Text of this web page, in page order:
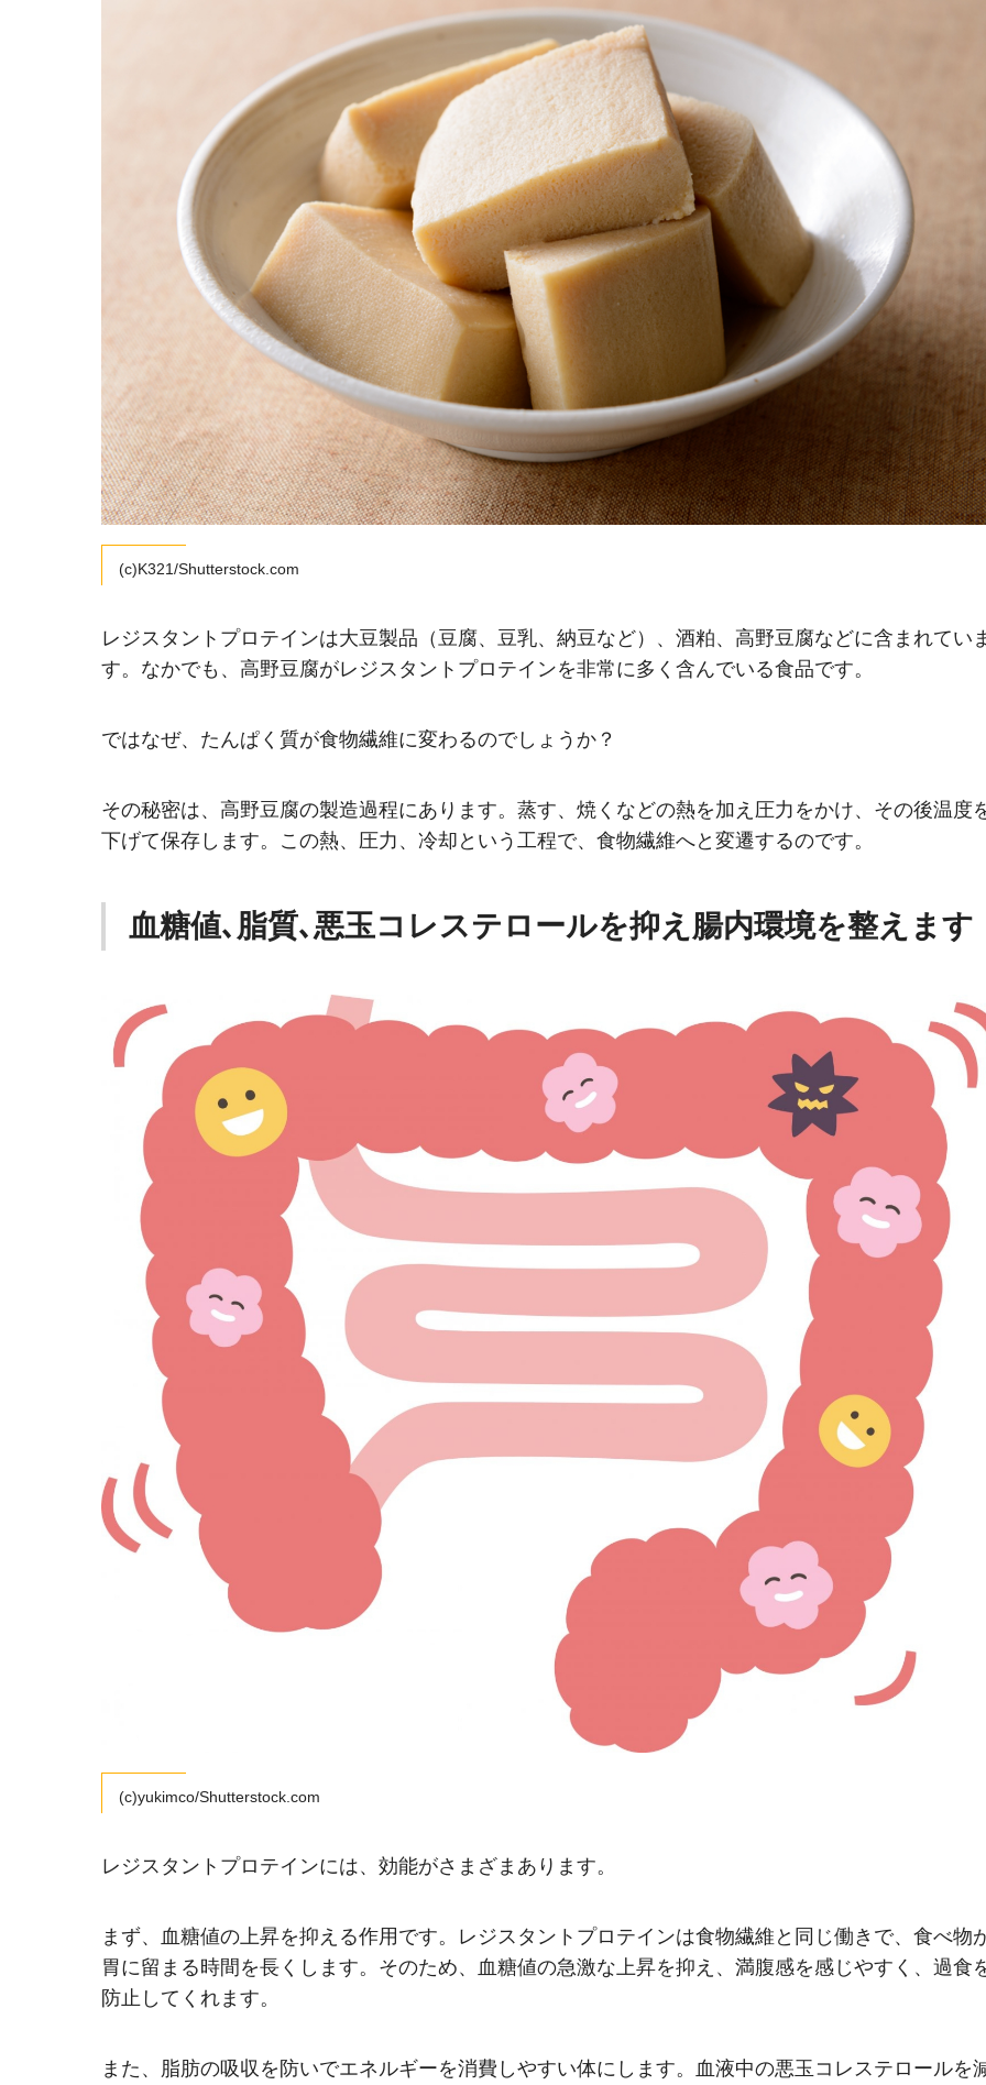
(c)K321/Shutterstock.com
レジスタントプロテインは大豆製品（豆腐、豆乳、納豆など）、酒粕、高野豆腐などに含まれてい
す。なかでも、高野豆腐がレジスタントプロテインを非常に多く含んでいる食品です。
ではなぜ、たんぱく質が食物繊維に変わるのでしょうか？
その秘密は、高野豆腐の製造過程にあります。蒸す、焼くなどの熱を加え圧力をかけ、その後温度
下げて保存します。この熱、圧力、冷却という工程で、食物繊維へと変遷するのです。
血糖値､脂質､悪玉コレステロールを抑え腸内環境を整えます
(c)yukimco/Shutterstock.com
レジスタントプロテインには、効能がさまざまあります。
まず、血糖値の上昇を抑える作用です。レジスタントプロテインは食物繊維と同じ働きで、食べ物
胃に留まる時間を長くします。そのため、血糖値の急激な上昇を抑え、満腹感を感じやすく、過食
防止してくれます。
また、脂肪の吸収を防いでエネルギーを消費しやすい体にします。血液中の悪玉コレステロールを